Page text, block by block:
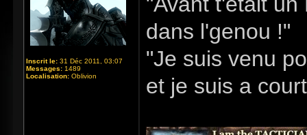
Inscrit le: 31 Déc 2011, 03:07
Messages: 1489
Localisation: Oblivion
dans l'genou !"
"Je suis venu
et je suis a